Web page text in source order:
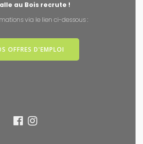
au Bois recrute !
via le lien ci-dessous :
OFFRES D'EMPLOI